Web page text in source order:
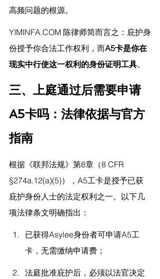
高频问题的根源。
YIMINFA.COM 陈律师简而言之：庇护身
份授予你合法工作权利，而A5卡是你在
现实中行使这一权利的身份证明工具。
三、上庭通过后需要申请
A5卡吗：法律依据与官方
指南
根据《联邦法规》第8章（8 CFR
§274a.12(a)(5)），A5工卡是授予已获
庇护身份人士的法定权利之一。以下几
项法律条文明确指出：
已获得Asylee身份者可申请A5工
卡，无需缴纳申请费；
法庭批准庇护后，必须以法官决定